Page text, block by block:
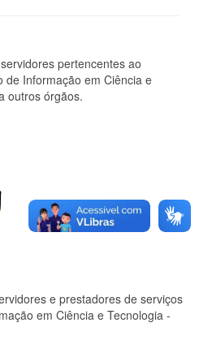
pertencentes ao
de Informação em Ciência e
outros órgãos.
e prestadores de serviços
em Ciência e Tecnologia -